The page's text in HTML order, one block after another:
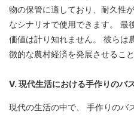
物の保管に適しており、耐久性
なシナリオで使用できます。 最
価値は計り知れません。 彼らは
徴的な農村経済を発展させること
V. 現代生活における手作りのバ
現代の生活の中で、 手作りのバ